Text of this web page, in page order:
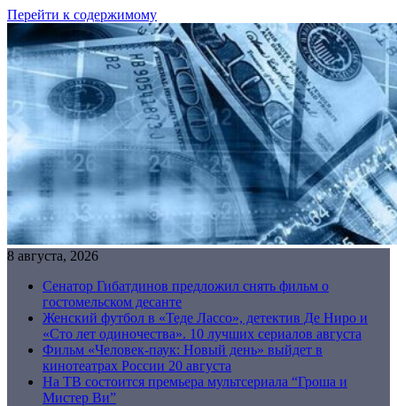
Перейти к содержимому
8 августа, 2026
Сенатор Гибатдинов предложил снять фильм о
гостомельском десанте
Женский футбол в «Теде Лассо», детектив Де Ниро и
«Сто лет одиночества». 10 лучших сериалов августа
Фильм «Человек-паук: Новый день» выйдет в
кинотеатрах России 20 августа
На ТВ состоится премьера мультсериала “Гроша и
Мистер Ви”